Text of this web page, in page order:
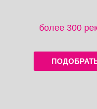
более 300